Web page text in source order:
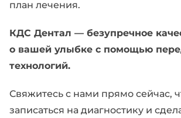
план лечения.
КДС Дентал — безупречное
о вашей улыбке с помощью
технологий.
Свяжитесь с нами прямо сейчас,
записаться на диагностику и